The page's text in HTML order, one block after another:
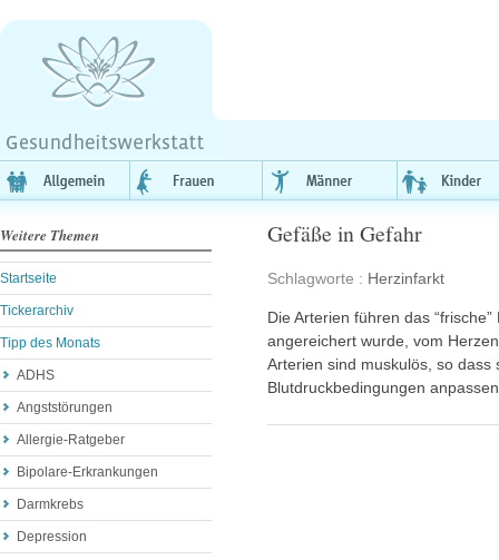
Weitere Themen
Startseite
Tickerarchiv
Tipp des Monats
ADHS
Angststörungen
Allergie-Ratgeber
Bipolare-Erkrankungen
Darmkrebs
Depression
Gefäße in Gefahr
Schlagworte : Herzinfarkt
Die Arterien führen das
angereichert wurde, vom
Arterien sind muskulös, so dass
Blutdruckbedingungen